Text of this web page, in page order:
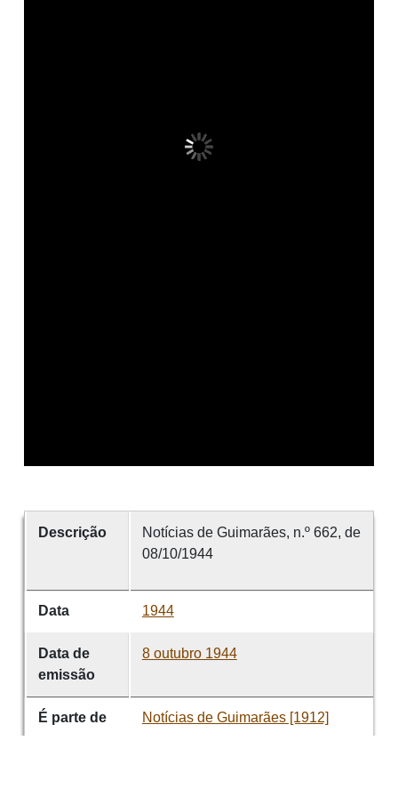
Descrição
Notícias de Guimarães, n.º 662, de
08/10/1944
Data 1944
Data de
emissão
8 outubro 1944
É parte de Notícias de Guimarães [1912]